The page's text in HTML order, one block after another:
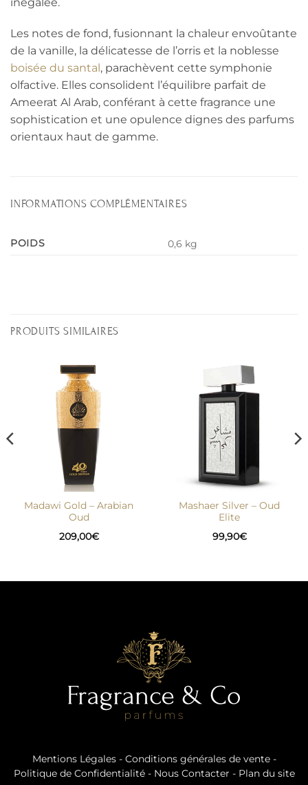
Les notes de fond, fusionnant la chaleur envoûtante
de la vanille, la délicatesse de l’orris et la noblesse
boisée du santal , parachèvent cette symphonie
olfactive. Elles consolident l’équilibre parfait de
Ameerat Al Arab, conférant à cette fragrance une
sophistication et une opulence dignes des parfums
orientaux haut de gamme.
INFORMATIONS COMPLÉMENTAIRES
POIDS 0,6 kg
PRODUITS SIMILAIRES
Madawi Gold – Arabian
Oud
209,00€
Mashaer Silver – Oud
Elite
99,90€
Mentions Légales- Conditions générales de vente-
Politique de Confidentialité- Nous Contacter - Plan du site